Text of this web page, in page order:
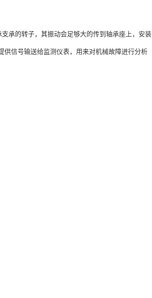
承的转子，其振动会足够大的传到轴承座上，安装
信号输送给监测仪表，用来对机械故障进行分析